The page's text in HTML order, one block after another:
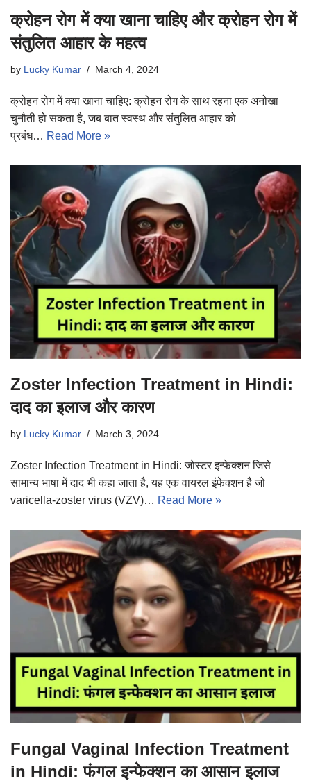
क्रोहन रोग में क्या खाना चाहिए और क्रोहन रोग में
संतुलित आहार के महत्व
by Lucky Kumar March 4, 2024
क्रोहन रोग में क्या खाना चाहिए: क्रोहन रोग के साथ रहना एक अनोखा
चुनौती हो सकता है, जब बात स्वस्थ और संतुलित आहार को
प्रबंध… Read More »
Zoster Infection Treatment in Hindi:
दाद का इलाज और कारण
by Lucky Kumar March 3, 2024
Zoster Infection Treatment in Hindi: जोस्टर इन्फेक्शन जिसे
सामान्य भाषा में दाद भी कहा जाता है, यह एक वायरल इंफेक्शन है जो
varicella-zoster virus (VZV)… Read More »
Fungal Vaginal Infection Treatment
in Hindi: फंगल इन्फेक्शन का आसान इलाज